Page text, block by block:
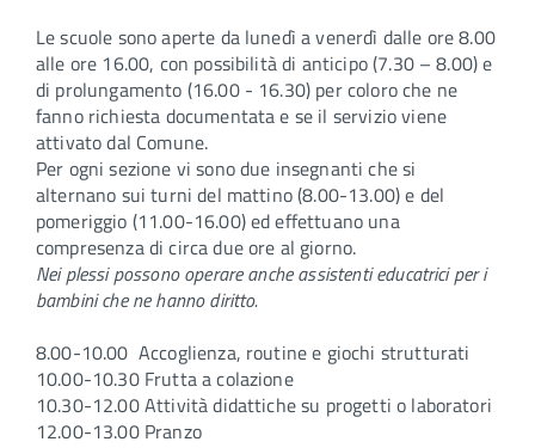
Le scuole sono aperte da lunedì a venerdì dalle ore 8.00
alle ore 16.00, con possibilità di anticipo (7.30 – 8.00) e
di prolungamento (16.00 - 16.30) per coloro che ne
fanno richiesta documentata e se il servizio viene
attivato dal Comune.
Per ogni sezione vi sono due insegnanti che si
alternano sui turni del mattino (8.00-13.00) e del
pomeriggio (11.00-16.00) ed effettuano una
compresenza di circa due ore al giorno.
Nei plessi possono operare anche assistenti educatrici per i
bambini che ne hanno diritto.
8.00-10.00 Accoglienza, routine e giochi strutturati
10.00-10.30 Frutta a colazione
10.30-12.00 Attività didattiche su progetti o laboratori
12.00-13.00 Pranzo